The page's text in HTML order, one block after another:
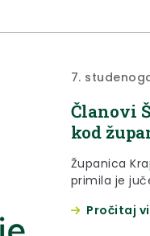
7.
Članovi
kod
Županica
primila je
Pročitaj